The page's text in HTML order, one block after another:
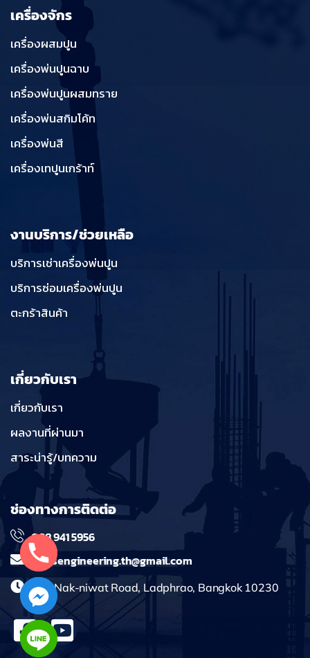
เครื่องจักร
เครื่องผสมปูน
เครื่องพ่นปูนฉาบ
เครื่องพ่นปูนผสมทราย
เครื่องพ่นสกิมโค้ท
เครื่องพ่นสี
เครื่องเทปูนเกร้าท์
งานบริการ/ช่วยเหลือ
บริการเช่าเครื่องพ่นปูน
บริการซ่อมเครื่องพ่นปูน
ตะกร้าสินค้า
เกี่ยวกับเรา
เกี่ยวกับเรา
ผลงานที่ผ่านมา
สาระน่ารู้/บทความ
ช่องทางการติดต่อ
098 941 5956
massengineering.th@gmail.com
241 Nak-niwat Road, Ladphrao, Bangkok 10230
chaty